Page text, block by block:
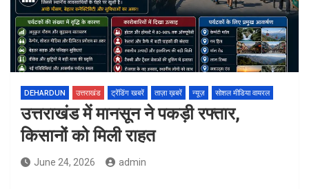
DEHARDUN उत्तराखंड ट्रेंडिंग खबरें ताज़ा ख़बरें न्यूज़ सोशल मीडिया वायरल
उत्तराखंड में मानसून ने पकड़ी रफ्तार,
किसानों को मिली राहत
June 24, 2026 admin